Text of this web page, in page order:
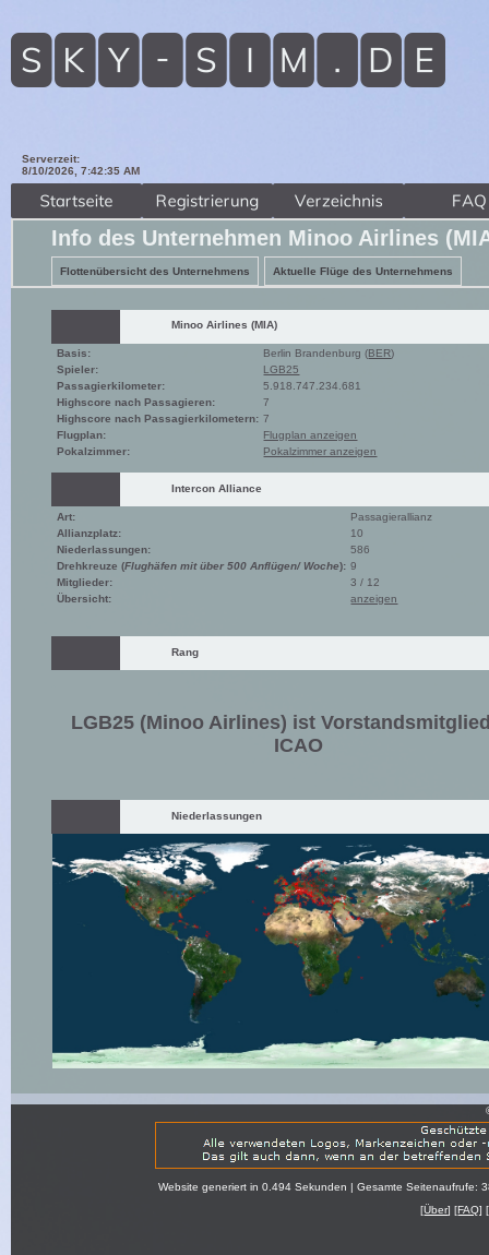
Serverzeit:
8/10/2026, 7:42:36 AM
Info des Unternehmen Minoo Airlines
Flottenübersicht des Unternehmens Aktuelle Flüge des Unternehmens
Minoo Airlines (MIA)
Basis: Berlin Brandenburg (BER)
Spieler:
LGB25
Passagierkilometer:
5.918.747.234.681
Highscore nach Passagieren:
7
Highscore nach Passagierkilometern: 7
Flugplan:
Flugplan anzeigen
Pokalzimmer:
Pokalzimmer anzeigen
Intercon Alliance
Art:
Passagierallianz
Allianzplatz:
10
Niederlassungen:
586
Drehkreuze (Flughäfen mit über 500 Anflügen/ Woche): 9
Mitglieder:
3 / 12
Übersicht:
anzeigen
Rang
LGB25 (Minoo Airlines) ist
ICAO
Niederlassungen
Website generiert in 0.494 Sekunden | Gesamte Seitenaufrufe:
[Über] [FAQ] [